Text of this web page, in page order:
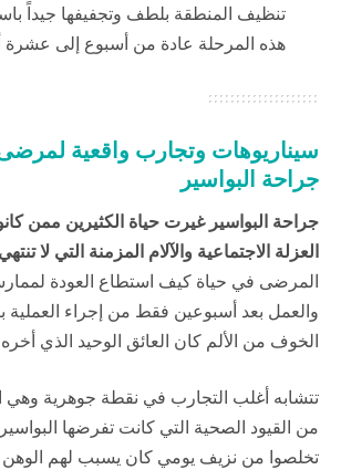
تنظيف المنطقة بلطف وتجفيفها جيداً
هذه المرحلة عادة من أسبوع إلى عشرة
سيناريوهات وتجارب واقعية
جراحة البواسير
جراحة البواسير غيرت حياة الكثيرين ممن
العزلة الاجتماعية والآلام المزمنة التي لا
المرضى في حياة كيف استطاع العودة
والعمل بعد أسبوعين فقط من إجراء العملية
الخوف من الألم كان العائق الوحيد الذي
تتشابه أغلب التجارب في نقطة جوهرية وهي
من القيود الصحية التي كانت تفرضها
تخلصوا من نزيف يومي كان يسبب لهم الوهن